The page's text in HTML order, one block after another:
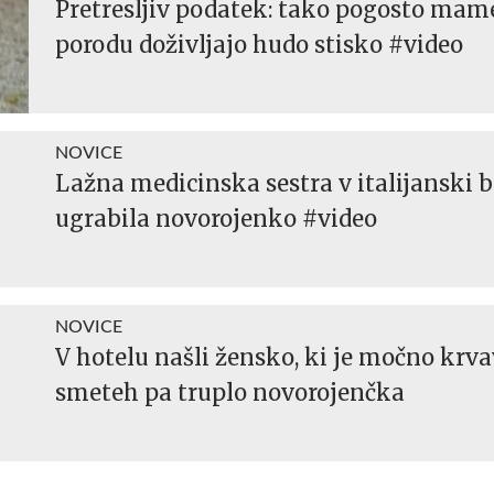
Pretresljiv podatek: tako pogosto
porodu doživljajo hudo stisko #video
NOVICE
Lažna medicinska sestra v italijanski
ugrabila novorojenko #video
NOVICE
V hotelu našli žensko, ki je močno
smeteh pa truplo novorojenčka